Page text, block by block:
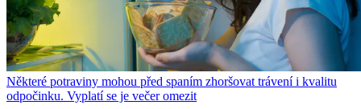
Některé potraviny mohou před spaním zhoršovat trávení i kvalitu
odpočinku. Vyplatí se je večer omezit